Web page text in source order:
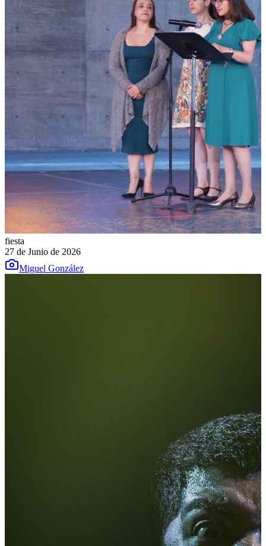
fiesta
27 de Junio de 2026
Miguel González